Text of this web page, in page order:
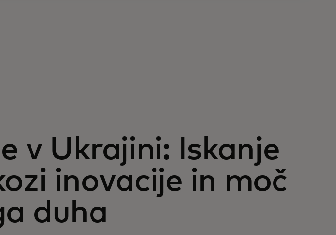
v Ukrajini: Iskanje
inovacije in moč
duha